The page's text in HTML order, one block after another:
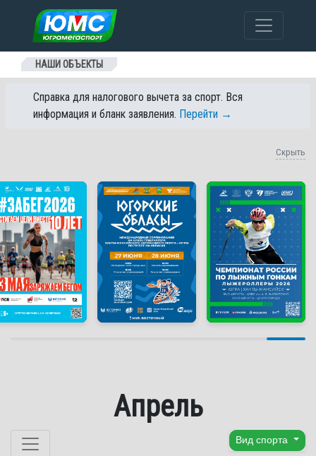
Перейти к содержанию
НАШИ ОБЪЕКТЫ
Справка для налогового вычета за спорт. Вся
информация и бланк заявления. Перейти →
Скрыть
Апрель
Перейти к содержанию Вид спорта